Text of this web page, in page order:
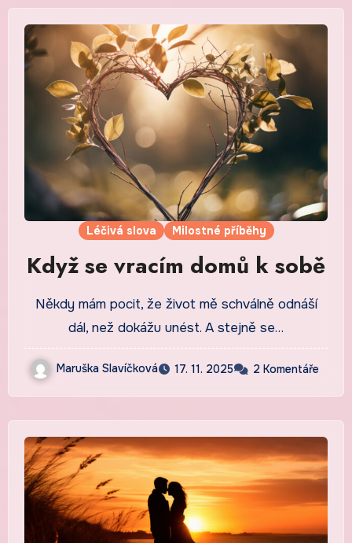
Léčivá slova Milostné příběhy
Když se vracím domů k sobě
Někdy mám pocit, že život mě schválně odnáší
dál, než dokážu unést. A stejně se…
Maruška Slavíčková 17. 11. 2025 2 Komentáře